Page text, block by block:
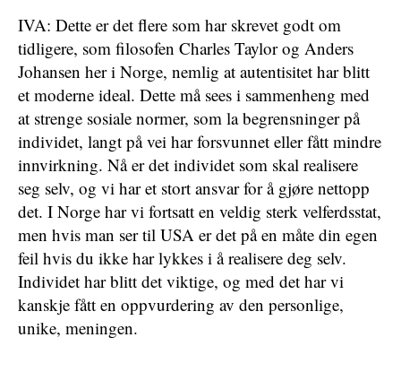
IVA: Dette er det flere som har skrevet godt om
tidligere, som filosofen Charles Taylor og Anders
Johansen her i Norge, nemlig at autentisitet har blitt
et moderne ideal. Dette må sees i sammenheng med
at strenge sosiale normer, som la begrensninger på
individet, langt på vei har forsvunnet eller fått mindre
innvirkning. Nå er det individet som skal realisere
seg selv, og vi har et stort ansvar for å gjøre nettopp
det. I Norge har vi fortsatt en veldig sterk velferdsstat,
men hvis man ser til USA er det på en måte din egen
feil hvis du ikke har lykkes i å realisere deg selv.
Individet har blitt det viktige, og med det har vi
kanskje fått en oppvurdering av den personlige,
unike, meningen.